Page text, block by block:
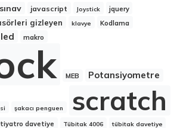
javascript Joystick jquery
gizleyen klavye Kodlama
led makro
MEB Potansiyometre
şakacı penguen scratch
tiyatro davetiye Tübitak 4006 tübitak davetiye